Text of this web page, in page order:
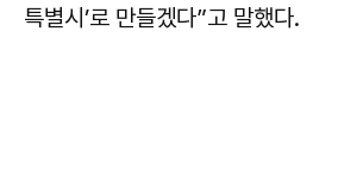
특별시’로 만들겠다”고 말했다.